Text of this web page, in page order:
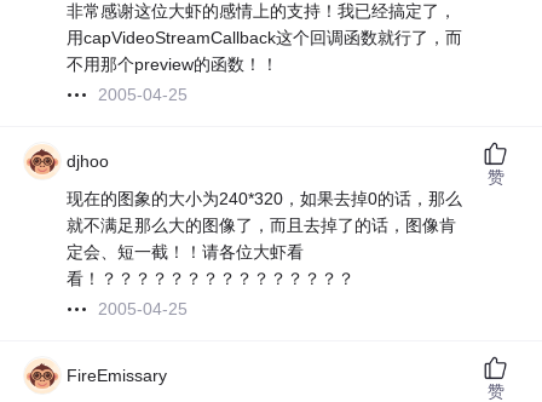
非常感谢这位大虾的感情上的支持！我已经搞定了，
用capVideoStreamCallback这个回调函数就行了，而
不用那个preview的函数！！
2005-04-25
djhoo
现在的图象的大小为240*320，如果去掉0的话，那么
就不满足那么大的图像了，而且去掉了的话，图像肯
定会、短一截！！请各位大虾看
看！？？？？？？？？？？？？？？？
2005-04-25
赞
FireEmissary
赞